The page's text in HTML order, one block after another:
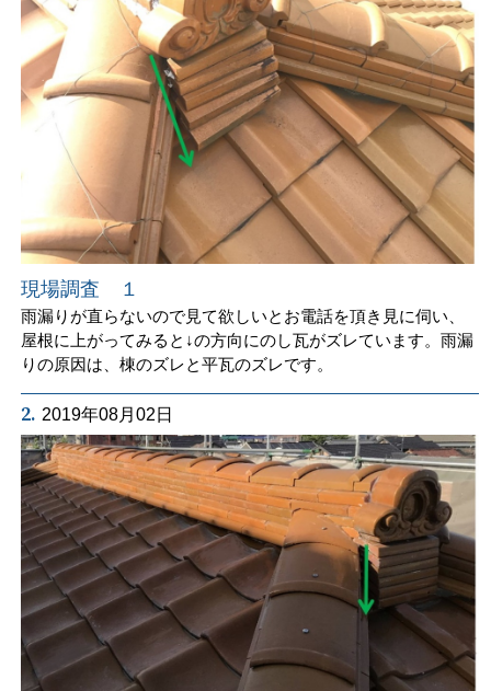
現場調査 １
雨漏りが直らないので見て欲しいとお電話を頂き見に伺い、
屋根に上がってみると↓の方向にのし瓦がズレています。雨漏
りの原因は、棟のズレと平瓦のズレです。
2. 2019年08月02日